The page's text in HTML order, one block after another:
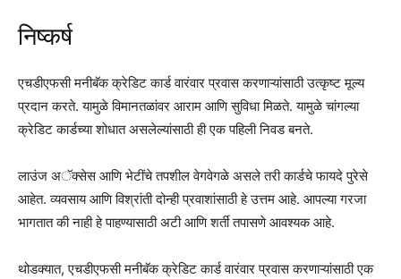
निष्कर्ष
एचडीएफसी मनीबॅक क्रेडिट कार्ड वारंवार प्रवास करणाऱ्यांसाठी उत्कृष्ट मूल्य
प्रदान करते. यामुळे विमानतळांवर आराम आणि सुविधा मिळते. यामुळे चांगल्या
क्रेडिट कार्डच्या शोधात असलेल्यांसाठी ही एक पहिली निवड बनते.
लाउंज अॅक्सेस आणि भेटींचे तपशील वेगवेगळे असले तरी कार्डचे फायदे पुरेसे
आहेत. व्यवसाय आणि विश्रांती दोन्ही प्रवाशांसाठी हे उत्तम आहे. आपल्या गरजा
भागतात की नाही हे पाहण्यासाठी अटी आणि शर्ती तपासणे आवश्यक आहे.
थोडक्यात, एचडीएफसी मनीबॅक क्रेडिट कार्ड वारंवार प्रवास करणाऱ्यांसाठी एक